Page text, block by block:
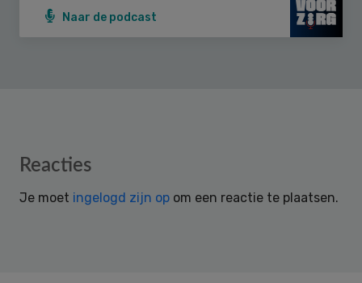
Naar de podcast
Reader
Reacties
Je moet ingelogd zijn op om een reactie te plaatsen.